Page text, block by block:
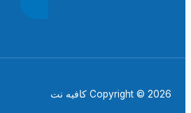
Copyright © 2026 كافيه نت